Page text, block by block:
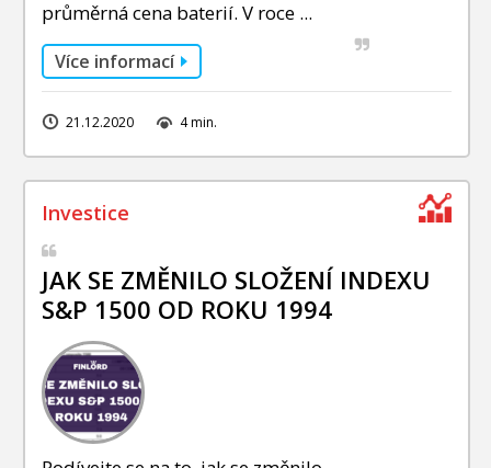
průměrná cena baterií. V roce ...
Více informací
21.12.2020 4 min.
JAK SE ZMĚNILO SLOŽENÍ INDEXU
S&P 1500 OD ROKU 1994